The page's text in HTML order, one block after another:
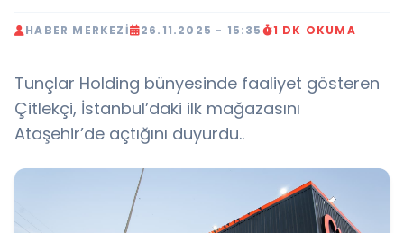
HABER MERKEZI 26.11.2025 - 15:35 1 DK OKUMA
Tunçlar Holding bünyesinde faaliyet gösteren
Çitlekçi, İstanbul’daki ilk mağazasını
Ataşehir’de açtığını duyurdu..